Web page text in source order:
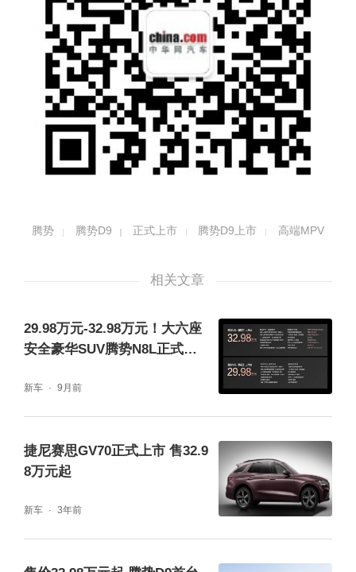
柱后进行了延展，结合密辐式轮毂，使其看起
来更显高级。在细节上，新车还配备了电动侧
滑门，提升了上下车的便利性。车身尺寸方
面，新车长宽高分别为5250mm、1960mm、
腾势 腾势D9 正式上市 腾势D9上市 高端MPV
相关文章
29.98万元-32.98万元！大六座
安全豪华SUV腾势N8L正式上
新车 9月前
捷尼赛思GV70正式上市 售32.9
8万元起
新车 3年前